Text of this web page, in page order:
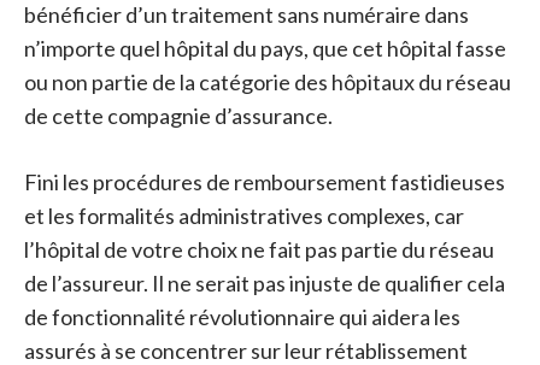
bénéficier d’un traitement sans numéraire dans
n’importe quel hôpital du pays, que cet hôpital fasse
ou non partie de la catégorie des hôpitaux du réseau
de cette compagnie d’assurance.
Fini les procédures de remboursement fastidieuses
et les formalités administratives complexes, car
l’hôpital de votre choix ne fait pas partie du réseau
de l’assureur. Il ne serait pas injuste de qualifier cela
de fonctionnalité révolutionnaire qui aidera les
assurés à se concentrer sur leur rétablissement